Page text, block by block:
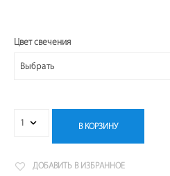
Цвет свечения
В КОРЗИНУ
ДОБАВИТЬ В ИЗБРАННОЕ